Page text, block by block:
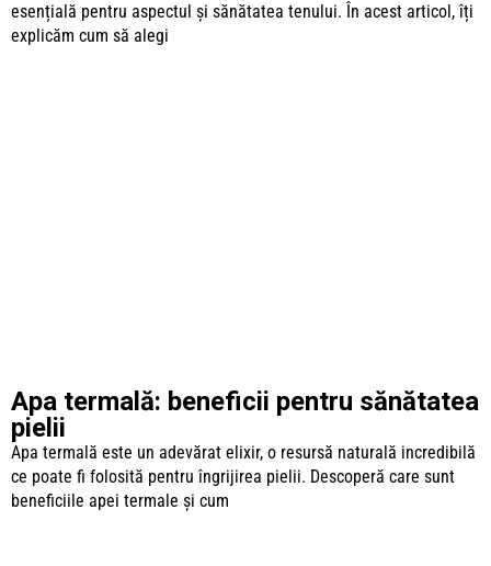
esențială pentru aspectul și sănătatea tenului. În acest articol, îți
explicăm cum să alegi
Apa termală: beneficii pentru sănătatea
pielii
Apa termală este un adevărat elixir, o resursă naturală incredibilă
ce poate fi folosită pentru îngrijirea pielii. Descoperă care sunt
beneficiile apei termale și cum